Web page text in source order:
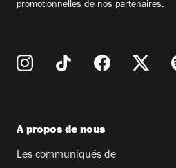
promotionnelles de nos partenaires.
A propos de nous
Les communiqués de